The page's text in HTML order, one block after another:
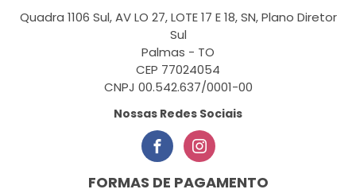
Quadra 1106 Sul, AV LO 27, LOTE 17 E 18, SN, Plano Diretor
Sul
Palmas - TO
CEP 77024054
CNPJ 00.542.637/0001-00
Nossas Redes Sociais
FORMAS DE PAGAMENTO